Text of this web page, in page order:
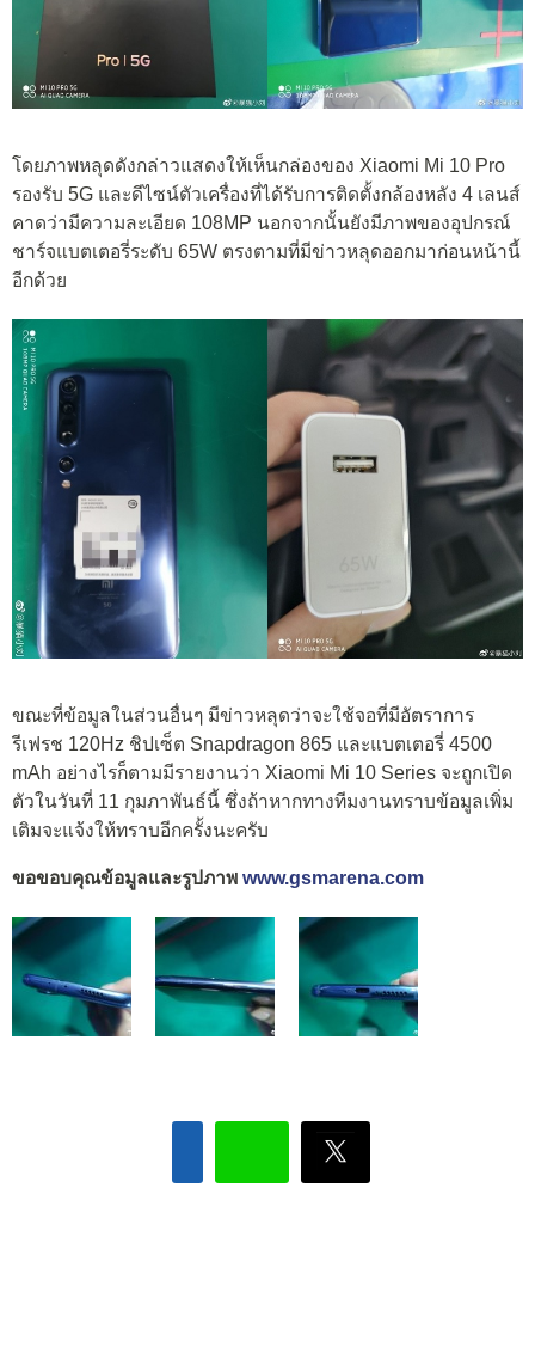
โดยภาพหลุดดังกล่าวแสดงให้เห็นกล่องของ Xiaomi Mi 10 Pro
รองรับ 5G และดีไซน์ตัวเครื่องที่ได้รับการติดตั้งกล้องหลัง 4 เลนส์
คาดว่ามีความละเอียด 108MP นอกจากนั้นยังมีภาพของอุปกรณ์
ชาร์จแบตเตอรี่ระดับ 65W ตรงตามที่มีข่าวหลุดออกมาก่อนหน้านี้
อีกด้วย
ขณะที่ข้อมูลในส่วนอื่นๆ มีข่าวหลุดว่าจะใช้จอที่มีอัตราการ
รีเฟรช 120Hz ชิปเซ็ต Snapdragon 865 และแบตเตอรี่ 4500
mAh อย่างไรก็ตามมีรายงานว่า Xiaomi Mi 10 Series จะถูกเปิด
ตัวในวันที่ 11 กุมภาพันธ์นี้ ซึ่งถ้าหากทางทีมงานทราบข้อมูลเพิ่ม
เติมจะแจ้งให้ทราบอีกครั้งนะครับ
ขอขอบคุณข้อมูลและรูปภาพ www.gsmarena.com